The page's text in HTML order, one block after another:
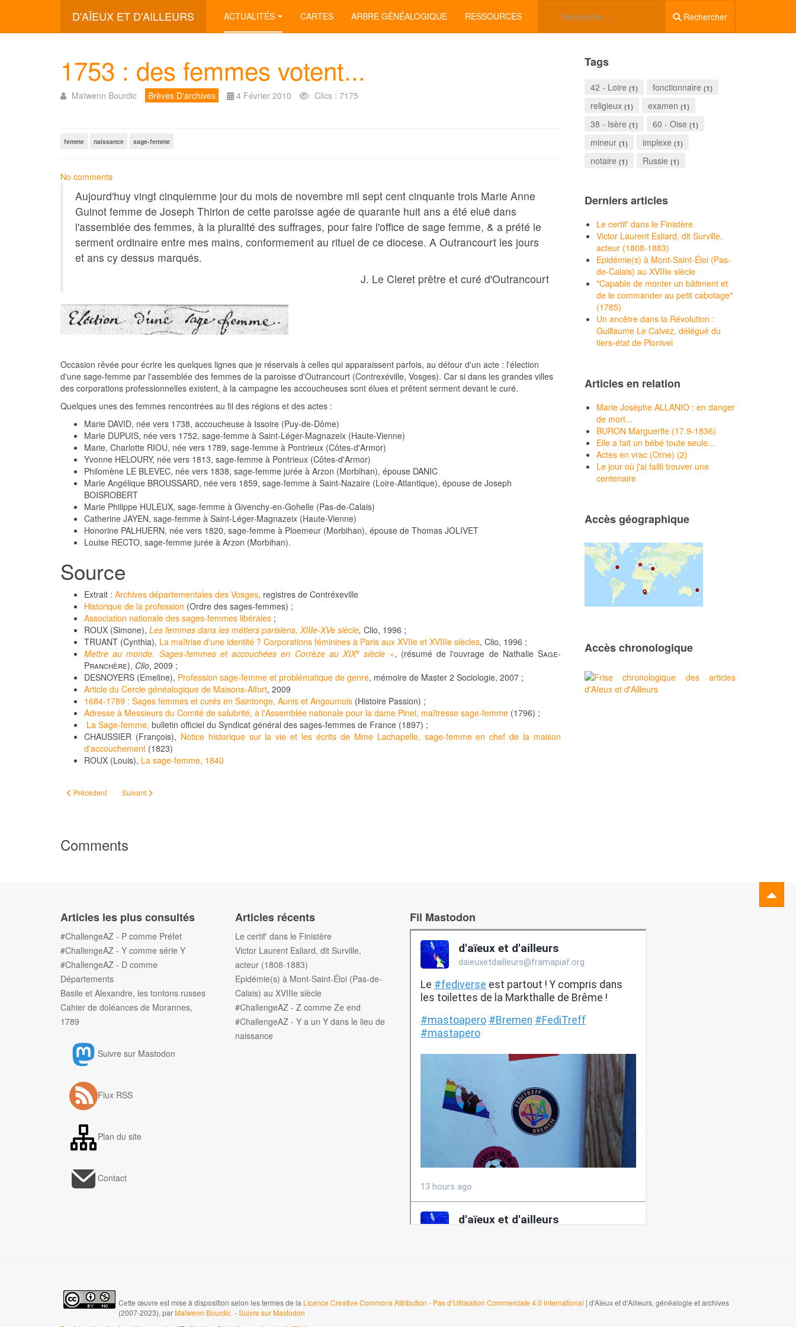
D'AÏEUX ET D'AILLEURS Rechercher
ACTUALITÉS CARTES ARBRE GÉNÉALOGIQUE RESSOURCES
1753 : des femmes votent...
Maïwenn Bourdic Brèves D'archives 4 Février 2010 Clics : 7175
femme naissance sage-femme
No comments
Aujourd'huy vingt cinquiemme jour du mois de novembre mil sept cent cinquante trois Marie Anne
Guinot femme de Joseph Thirion de cette paroisse agée de quarante huit ans a été eluë dans
l'assemblée des femmes, à la pluralité des suffrages, pour faire l'office de sage femme, & a prété le
serment ordinaire entre mes mains, conformement au rituel de ce diocese. A Outrancourt les jours
et ans cy dessus marqués.
J. Le Cleret prêtre et curé d'Outrancourt
Occasion rêvée pour écrire les quelques lignes que je réservais à celles qui apparaissent parfois, au détour d'un acte : l'élection
d'une sage-femme par l'assemblée des femmes de la paroisse d'Outrancourt (Contrexéville, Vosges). Car si dans les grandes villes
des corporations professionnelles existent, à la campagne les accoucheuses sont élues et prêtent serment devant le curé.
Quelques unes des femmes rencontrées au fil des régions et des actes :
Marie DAVID, née vers 1738, accoucheuse à Issoire (Puy-de-Dôme)
Marie DUPUIS, née vers 1752, sage-femme à Saint-Léger-Magnazeix (Haute-Vienne)
Marie, Charlotte RIOU, née vers 1789, sage-femme à Pontrieux (Côtes-d'Armor)
Yvonne HELOURY, née vers 1813, sage-femme à Pontrieux (Côtes-d'Armor)
Philomène LE BLEVEC, née vers 1838, sage-femme jurée à Arzon (Morbihan), épouse DANIC
Marie Angélique BROUSSARD, née vers 1859, sage-femme à Saint-Nazaire (Loire-Atlantique), épouse de Joseph
BOISROBERT
Marie Philippe HULEUX, sage-femme à Givenchy-en-Gohelle (Pas-de-Calais)
Catherine JAYEN, sage-femme à Saint-Léger-Magnazeix (Haute-Vienne)
Honorine PALHUERN, née vers 1820, sage-femme à Ploemeur (Morbihan), épouse de Thomas JOLIVET
Louise RECTO, sage-femme jurée à Arzon (Morbihan).
Source
Extrait : Archives départementales des Vosges, registres de Contréxeville
Historique de la profession (Ordre des sages-femmes) ;
Association nationale des sages-femmes libérales ;
ROUX (Simone), Les femmes dans les métiers parisiens, XIIIe-XVe siècle, Clio, 1996 ;
TRUANT (Cynthia), La maîtrise d'une identité ? Corporations féminines à Paris aux XVIIe et XVIIIe siècles, Clio, 1996 ;
Mettre au monde. Sages-femmes et accouchées en Corrèze au XIXe siècle », (résumé de l'ouvrage de NathalieSage-
Pranchère), Clio, 2009 ;
DESNOYERS (Emeline), Profession sage-femme et problématique de genre, mémoire de Master 2 Sociologie, 2007 ;
Article du Cercle généalogique de Maisons-Alfort, 2009
1684-1789 : Sages femmes et curés en Saintonge, Aunis et Angoumois (Histoire Passion) ;
Adresse à Messieurs du Comité de salubrité, à l'Assemblée nationale pour la dame Pinel, maîtresse sage-femme (1796) ;
La Sage-femme, bulletin officiel du Syndicat général des sages-femmes de France (1897) ;
CHAUSSIER (François), Notice historique sur la vie et les écrits de Mme Lachapelle, sage-femme en chef de la maison
d'accouchement (1823)
ROUX (Louis), La sage-femme, 1840
Article précédent : Traversé par une épée : meurtre à Saint-Martin-de-Limet (1706)
Précédent Article suivant : Actes en vrac (Orne) (2)
Suivant
Comments
Tags
42 - Loire (1) fonctionnaire (1)
religieux (1) examen (1)
38 - Isère (1) 60 - Oise (1)
mineur (1) implexe (1)
notaire (1) Russie (1)
Derniers articles
Le certif' dans le Finistère
Victor Laurent Esliard, dit Surville,
acteur (1808-1883)
Epidémie(s) à Mont-Saint-Éloi (Pas-
de-Calais) au XVIIIe siècle
"Capable de monter un bâtiment et
de le commander au petit cabotage"
(1785)
Un ancêtre dans la Révolution :
Guillaume Le Calvez, délégué du
tiers-état de Plonivel
Articles en relation
Marie Josèphe ALLANIO : en danger
de mort...
BURON Marguerite (17.9-1836)
Elle a fait un bébé toute seule...
Actes en vrac (Orne) (2)
Le jour où j'ai failli trouver une
centenaire
Accès géographique
Accès chronologique
Articles les plus consultés
#ChallengeAZ - P comme Préfet
#ChallengeAZ - Y comme série Y
#ChallengeAZ - D comme
Départements
Basile et Alexandre, les tontons russes
Cahier de doléances de Morannes,
1789
Suivre sur Mastodon
Flux RSS
Plan du site
Contact
Articles récents
Le certif' dans le Finistère
Victor Laurent Esliard, dit Surville,
acteur (1808-1883)
Epidémie(s) à Mont-Saint-Éloi (Pas-de-
Calais) au XVIIIe siècle
#ChallengeAZ - Z comme Ze end
#ChallengeAZ - Y a un Y dans le lieu de
naissance
Fil Mastodon
Cette œuvre est mise à disposition selon les termes de la Licence Creative Commons Attribution - Pas d’Utilisation Commerciale 4.0 International | d'Aïeux et d'Ailleurs, généalogie et archives
(2007-2023), parMaïwenn Bourdic -Suivre sur Mastodon